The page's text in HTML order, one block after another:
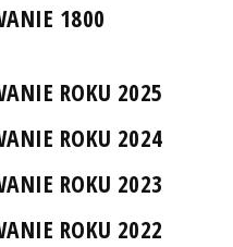
1800
ROKU 2025
ROKU 2024
ROKU 2023
ROKU 2022